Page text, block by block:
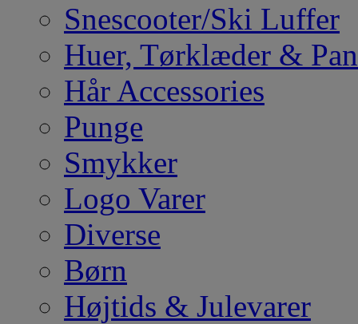
Snescooter/Ski Luffer
Huer, Tørklæder &
Hår Accessories
Punge
Smykker
Logo Varer
Diverse
Børn
Højtids & Julevarer